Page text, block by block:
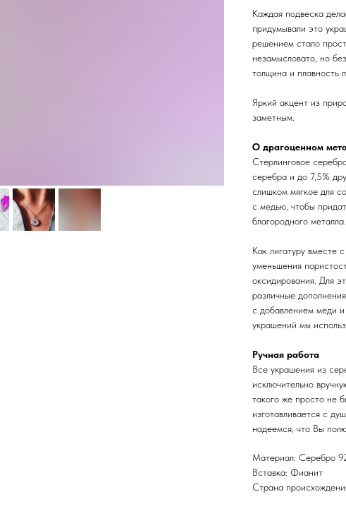
Каждая подвеска
придумывали это
решением стало
незамысловато, но
толщина и плавность
Яркий акцент из
заметным.
О драгоценном
Стерлинговое
серебра и до 7,5%
слишком мягкое для
с медью, чтобы
благородного металла.
Как лигатуру вместе
уменьшения
оксидирования. Для
различные
с добавлением меди
украшений мы
Ручная работа
Все украшения из
исключительно
такого же просто не
изготавливается с
надеемся, что Вы
Материал: Cеребро
Вставка: Фианит
Страна